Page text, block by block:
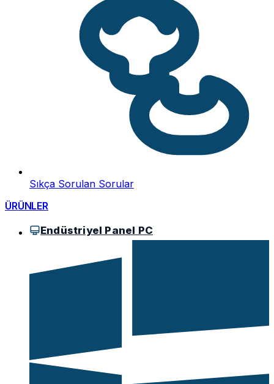
Sıkça Sorulan Sorular
ÜRÜNLER
Endüstriyel Panel PC